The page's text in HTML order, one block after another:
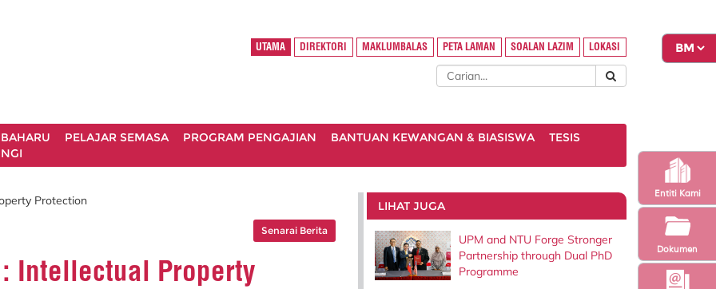
Entiti Kami
Dokumen
UTAMA DIREKTORI MAKLUMBALAS PETA LAMAN SOALAN LAZIM LOKASI
PELAJAR SEMASA PROGRAM PENGAJIAN BANTUAN KEWANGAN & BIASISWA
TESIS
Protection
Senarai Berita
Intellectual Property
LIHAT JUGA
UPM and NTU Forge Stronger
Partnership through Dual PhD
Programme